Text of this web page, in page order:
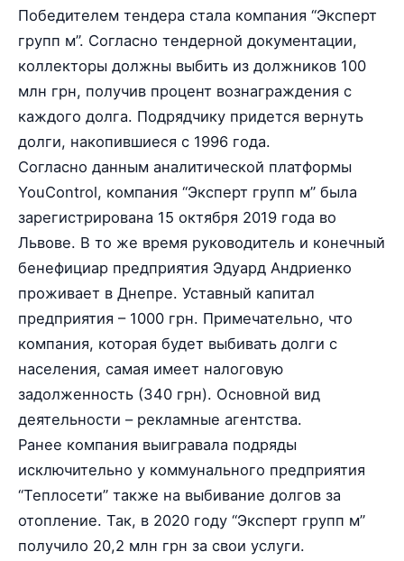
Победителем тендера стала компания “Эксперт
групп м”. Согласно тендерной документации,
коллекторы должны выбить из должников 100
млн грн, получив процент вознаграждения с
каждого долга. Подрядчику придется вернуть
долги, накопившиеся с 1996 года.
Согласно данным аналитической платформы
YouControl, компания “Эксперт групп м” была
зарегистрирована 15 октября 2019 года во
Львове. В то же время руководитель и конечный
бенефициар предприятия Эдуард Андриенко
проживает в Днепре. Уставный капитал
предприятия – 1000 грн. Примечательно, что
компания, которая будет выбивать долги с
населения, самая имеет налоговую
задолженность (340 грн). Основной вид
деятельности – рекламные агентства.
Ранее компания выигравала подряды
исключительно у коммунального предприятия
“Теплосети” также на выбивание долгов за
отопление. Так, в 2020 году “Эксперт групп м”
получило 20,2 млн грн за свои услуги.